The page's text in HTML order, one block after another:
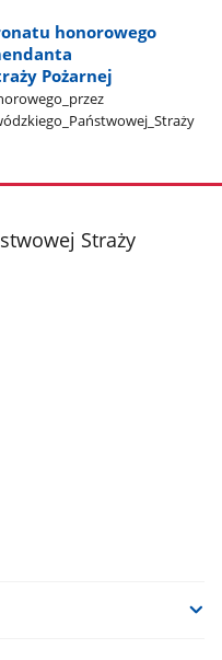
honorowego
Pożarnej
Straży